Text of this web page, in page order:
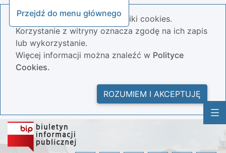
Przejdź do menu głównego
Nasza strona wykorzystuje pliki cookies.
Korzystanie z witryny oznacza zgodę na ich zapis
lub wykorzystanie.
Więcej informacji można znaleźć w Polityce
Cookies.
ROZUMIEM I AKCEPTUJĘ